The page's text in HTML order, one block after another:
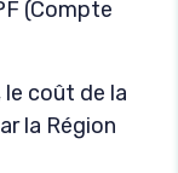
(Compte
le coût de la
la Région